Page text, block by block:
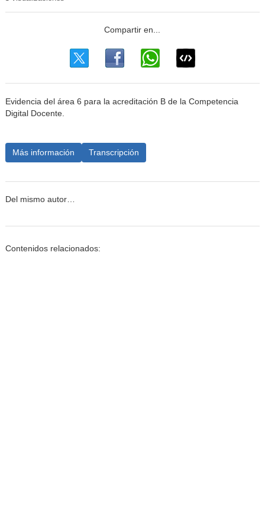
Evidencia del área 6 para la acreditación B de la Competencia
Digital Docente.
Más información Transcripción
Del mismo autor…
Contenidos relacionados: